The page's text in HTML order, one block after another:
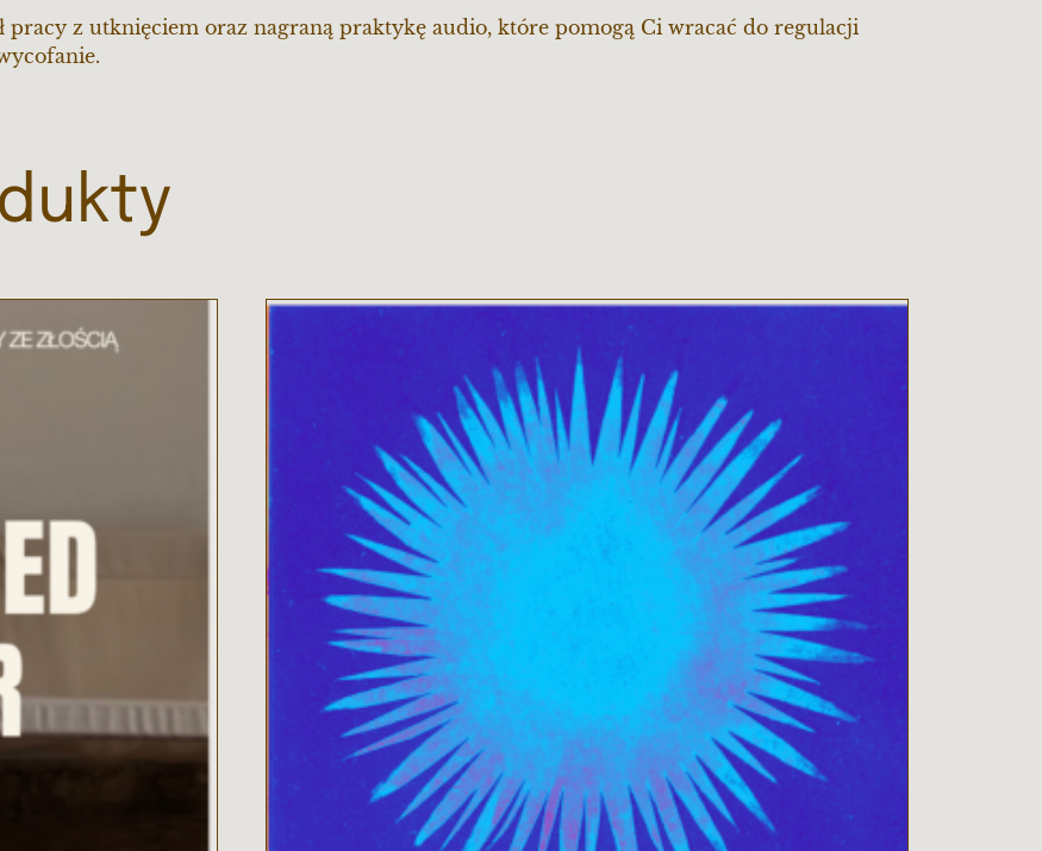
pracy z utknięciem oraz nagraną praktykę audio, które pomogą Ci wracać do regulacji